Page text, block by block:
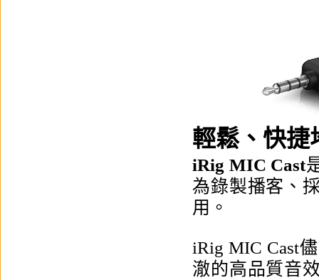
輕鬆、快捷
iRig MIC Cast
為錄製播客、
用。
iRig MIC Cast
澈的高品質音